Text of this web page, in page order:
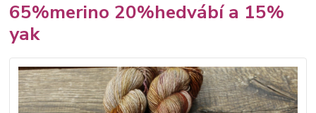
65%merino 20%hedvábí a 15%
yak